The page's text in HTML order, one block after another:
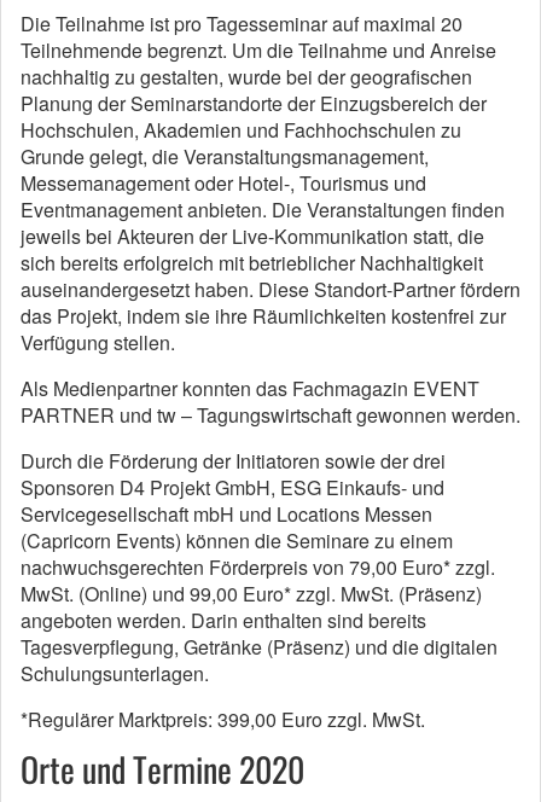
Die Teilnahme ist pro Tagesseminar auf maximal 20
Teilnehmende begrenzt. Um die Teilnahme und Anreise
nachhaltig zu gestalten, wurde bei der geografischen
Planung der Seminarstandorte der Einzugsbereich der
Hochschulen, Akademien und Fachhochschulen zu
Grunde gelegt, die Veranstaltungsmanagement,
Messemanagement oder Hotel-, Tourismus und
Eventmanagement anbieten. Die Veranstaltungen finden
jeweils bei Akteuren der Live-Kommunikation statt, die
sich bereits erfolgreich mit betrieblicher Nachhaltigkeit
auseinandergesetzt haben. Diese Standort-Partner fördern
das Projekt, indem sie ihre Räumlichkeiten kostenfrei zur
Verfügung stellen.
Als Medienpartner konnten das Fachmagazin EVENT
PARTNER und tw – Tagungswirtschaft gewonnen werden.
Durch die Förderung der Initiatoren sowie der drei
Sponsoren D4 Projekt GmbH, ESG Einkaufs- und
Servicegesellschaft mbH und Locations Messen
(Capricorn Events) können die Seminare zu einem
nachwuchsgerechten Förderpreis von 79,00 Euro* zzgl.
MwSt. (Online) und 99,00 Euro* zzgl. MwSt. (Präsenz)
angeboten werden. Darin enthalten sind bereits
Tagesverpflegung, Getränke (Präsenz) und die digitalen
Schulungsunterlagen.
*Regulärer Marktpreis: 399,00 Euro zzgl. MwSt.
Orte und Termine 2020